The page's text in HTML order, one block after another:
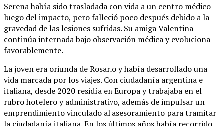
Serena había sido trasladada con vida a un centro médico
luego del impacto, pero falleció poco después debido a la
gravedad de las lesiones sufridas. Su amiga Valentina
continúa internada bajo observación médica y evoluciona
favorablemente.
La joven era oriunda de Rosario y había desarrollado una
vida marcada por los viajes. Con ciudadanía argentina e
italiana, desde 2020 residía en Europa y trabajaba en el
rubro hotelero y administrativo, además de impulsar un
emprendimiento vinculado al asesoramiento para tramitar
la ciudadanía italiana. En los últimos años había recorrido